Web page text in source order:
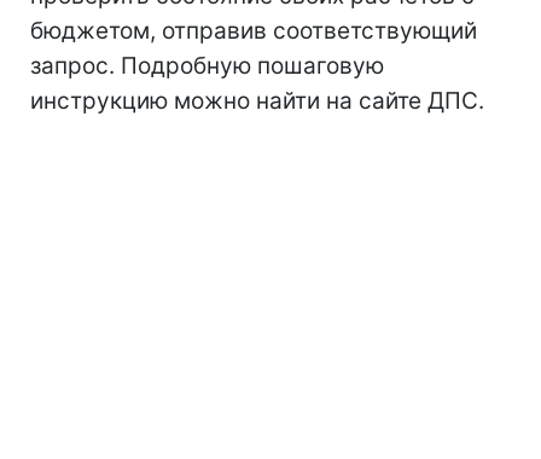
бюджетом, отправив соответствующий
запрос. Подробную пошаговую
инструкцию можно найти на сайте ДПС.